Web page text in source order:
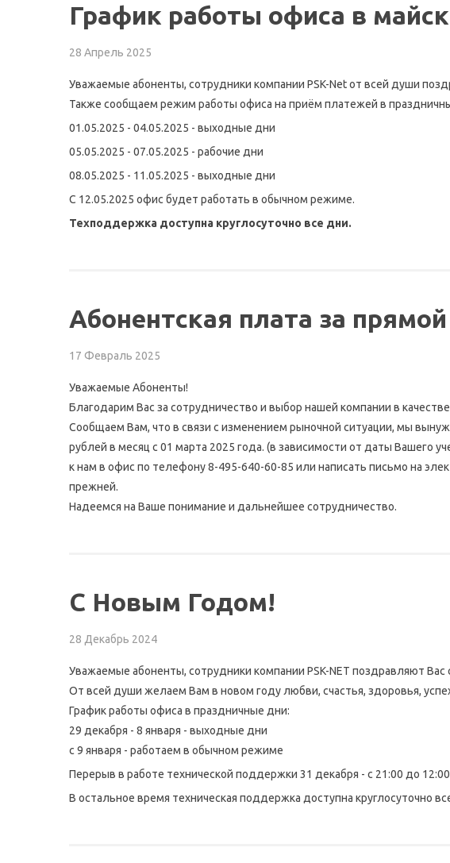
График работы офиса в
28 Апрель 2025
Уважаемые абоненты, сотрудники компании PSK-Net от всей души
Также сообщаем режим работы офиса на приём платежей в
01.05.2025 - 04.05.2025 - выходные дни
05.05.2025 - 07.05.2025 - рабочие дни
08.05.2025 - 11.05.2025 - выходные дни
C 12.05.2025 офис будет работать в обычном режиме.
Техподдержка доступна круглосуточно все дни.
Абонентская плата за
17 Февраль 2025
Уважаемые Абоненты!
Благодарим Вас за сотрудничество и выбор нашей компании в
Сообщаем Вам, что в связи с изменением рыночной ситуации, мы
рублей в месяц с 01 марта 2025 года. (в зависимости от даты Вашего
к нам в офис по телефону 8-495-640-60-85 или написать письмо на
прежней.
Надеемся на Ваше понимание и дальнейшее сотрудничество.
С Новым Годом!
28 Декабрь 2024
Уважаемые абоненты, сотрудники компании PSK-NET поздравляют
От всей души желаем Вам в новом году любви, счастья, здоровья,
График работы офиса в праздничные дни:
29 декабря - 8 января - выходные дни
с 9 января - работаем в обычном режиме
Перерыв в работе технической поддержки 31 декабря - с 21:00 до 12:00
В остальное время техническая поддержка доступна круглосуточно